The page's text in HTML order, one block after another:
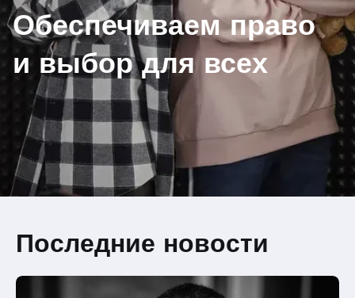
Обеспечиваем право
и выбор для всех
Последние новости